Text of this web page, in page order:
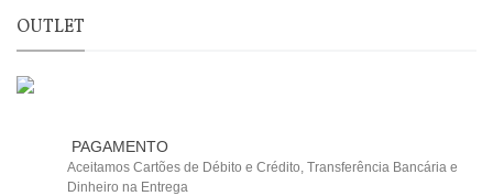
OUTLET
PAGAMENTO
Aceitamos Cartões de Débito e Crédito, Transferência Bancária e
Dinheiro na Entrega